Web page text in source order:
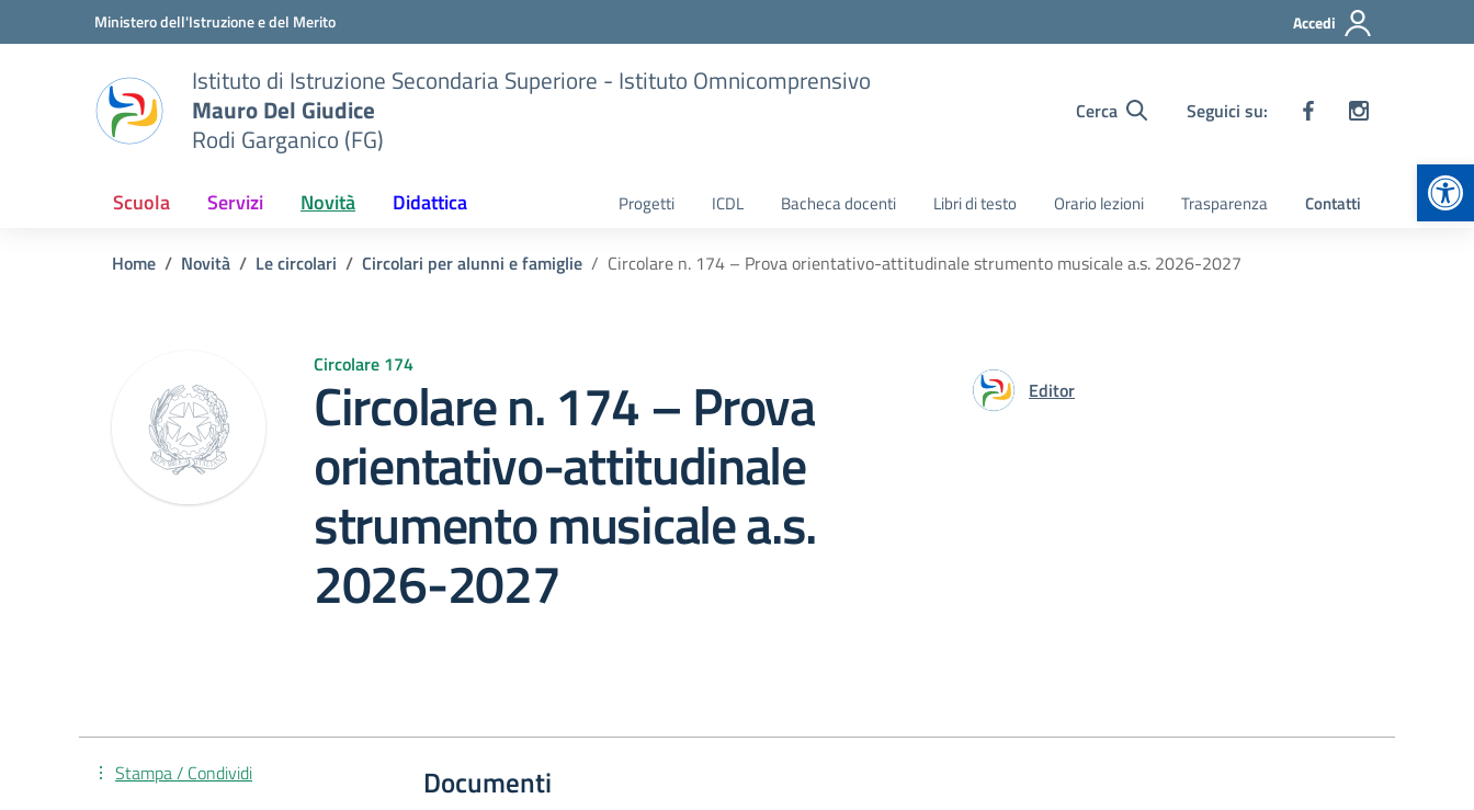
Vai ai contenuti
Vai al menu di navigazioneMinistero dell'Istruzione e del Merito Accedi
Istituto di Istruzione Secondaria Superiore - Istituto Omnicomprensivo
Mauro Del Giudice
Rodi Garganico (FG)
Cerca Seguici su:
Scuola Servizi Novità Didattica Progetti ICDL Bacheca docenti Libri di testo Orario lezioni Trasparenza Contatti
Home Novità Le circolari Circolari per alunni e famiglie Circolare n. 174 – Prova orientativo-attitudinale strumento musicale a.s. 2026-2027
Circolare 174
Circolare n. 174 – Prova
orientativo-attitudinale
strumento musicale a.s.
2026-2027
Editor
Documenti
Stampa / Condividi